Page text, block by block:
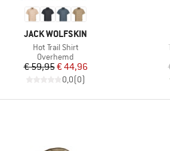
MERK
JACK WOLFSKIN
Artikel
Hot Trail Shirt
Productgroep
Overhemd
Prijs
€ 59,95Verlaagde prijs
€ 44,96
0,0(0)